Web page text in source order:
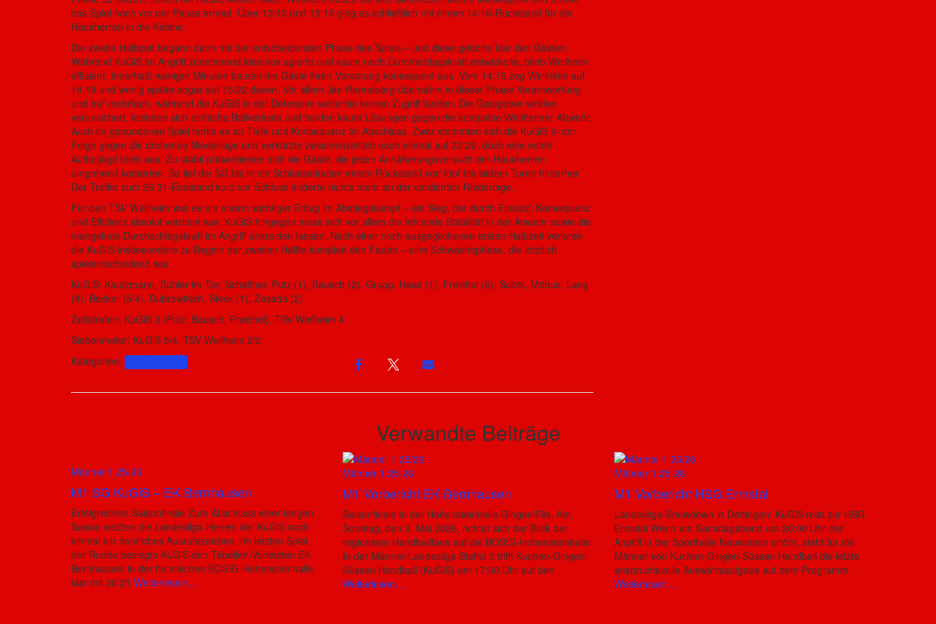
das Spiel noch vor der Pause erneut. Über 13:13 und 13:15 ging es schließlich mit einem 14:16-Rückstand für die
Hausherren in die Kabine.
Die zweite Halbzeit begann dann mit der entscheidenden Phase des Spiels – und diese gehörte klar den Gästen.
Während KuGiS im Angriff zunehmend ideenlos agierte und kaum noch Durchschlagskraft entwickelte, blieb Weilheim
effizient. Innerhalb weniger Minuten bauten die Gäste ihren Vorsprung konsequent aus. Vom 14:16 zog Weilheim auf
14:18 und wenig später sogar auf 15:22 davon. Vor allem Jan Renneberg übernahm in dieser Phase Verantwortung
und traf mehrfach, während die KuGiS in der Defensive weiterhin keinen Zugriff fanden. Die Gastgeber wirkten
verunsichert, leisteten sich einfache Ballverluste und fanden kaum Lösungen gegen die kompakte Weilheimer Abwehr.
Auch im gebundenen Spiel fehlte es an Tiefe und Konsequenz im Abschluss. Zwar stemmten sich die KuGiS in der
Folge gegen die drohende Niederlage und verkürzte zwischenzeitlich noch einmal auf 23:29, doch eine echte
Aufholjagd blieb aus. Zu stabil präsentierten sich die Gäste, die jeden Annäherungsversuch der Hausherren
umgehend konterten. So lief die SG bis in die Schlussminuten einem Rückstand von fünf bis sieben Toren hinterher.
Der Treffer zum 26:31-Endstand kurz vor Schluss änderte nichts mehr an der verdienten Niederlage.
Für den TSV Weilheim war es ein enorm wichtiger Erfolg im Abstiegskampf – ein Sieg, der durch Einsatz, Konsequenz
und Effizienz absolut verdient war. KuGiS hingegen muss sich vor allem die fehlende Stabilität in der Abwehr sowie die
mangelnde Durchschlagskraft im Angriff ankreiden lassen. Nach einer noch ausgeglichenen ersten Halbzeit verloren
die KuGiS insbesondere zu Beginn der zweiten Hälfte komplett den Faden – eine Schwächephase, die letztlich
spielentscheidend war.
KuGiS: Kautzmann, Bühler im Tor; Schäffner, Putz (1), Bausch (2), Grupp, Haas (1), Freichel (6), Scibik, Möbus, Lang
(8), Becker (5/4), Dubrowitsch, Steck (1), Zasada (2)
Zeitstrafen: KuGiS 3 (Putz, Bausch, Freichel), TSV Weilheim 4
Siebenmeter: KuGiS 5/4, TSV Weilheim 2/2
Kategorien:
Verwandte Beiträge
Männer 1 25-26
M1 SG KuGiS – EK Bernhausen
Erfolgreiches Saisonfinale Zum Abschluss einer langen
Saison setzten die Landesliga-Herren der KuGiS noch
einmal ein deutliches Ausrufezeichen. Im letzten Spiel
der Runde besiegte KuGiS den Tabellen-Vorletzten EK
Bernhausen in der heimischen BOSIG-Hohensteinhalle
klar mit 30:21 Weiterlesen…
Männer 1 25-26
M1 Vorbericht EK Bernhausen
Saisonfinale in der Hohensteinhalle Gingen/Fils. Am
Sonntag, den 3. Mai 2026, richtet sich der Blick der
regionalen Handballfans auf die BOSIG-Hohensteinhalle:
In der Männer-Landesliga Staffel 3 trifft Kuchen-Gingen-
Süssen Handball (KuGiS) um 17:00 Uhr auf den
Weiterlesen…
Männer 1 25-26
M1 Vorbericht HSG Ermstal
Landesliga-Showdown in Dettingen: KuGiS reist zur HSG
Ermstal Wenn am Samstagabend um 20:00 Uhr der
Anpfiff in der Sporthalle Neuwiesen ertönt, steht für die
Männer von Kuchen-Gingen-Süssen Handball die letzte
anspruchsvolle Auswärtsaufgabe auf dem Programm.
Weiterlesen…